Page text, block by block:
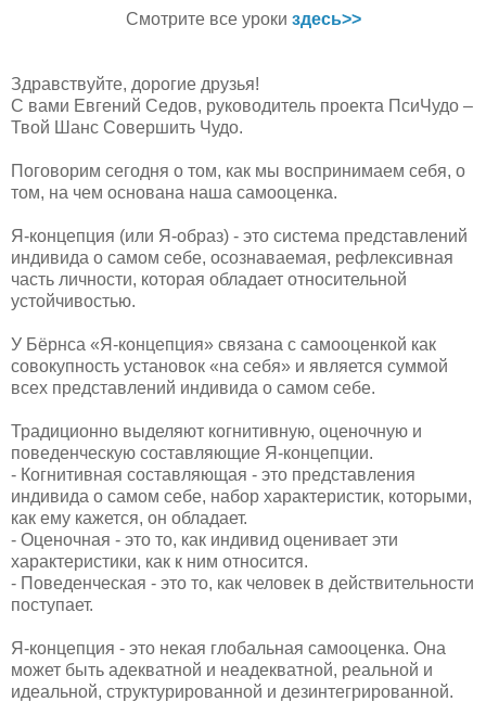
Смотрите все уроки здесь>>
Здравствуйте, дорогие друзья!
С вами Евгений Седов, руководитель проекта ПсиЧудо –
Твой Шанс Совершить Чудо.
Поговорим сегодня о том, как мы воспринимаем себя, о
том, на чем основана наша самооценка.
Я-концепция (или Я-образ) - это система представлений
индивида о самом себе, осознаваемая, рефлексивная
часть личности, которая обладает относительной
устойчивостью.
У Бёрнса «Я-концепция» связана с самооценкой как
совокупность установок «на себя» и является суммой
всех представлений индивида о самом себе.
Традиционно выделяют когнитивную, оценочную и
поведенческую составляющие Я-концепции.
- Когнитивная составляющая - это представления
индивида о самом себе, набор характеристик, которыми,
как ему кажется, он обладает.
- Оценочная - это то, как индивид оценивает эти
характеристики, как к ним относится.
- Поведенческая - это то, как человек в действительности
поступает.
Я-концепция - это некая глобальная самооценка. Она
может быть адекватной и неадекватной, реальной и
идеальной, структурированной и дезинтегрированной.